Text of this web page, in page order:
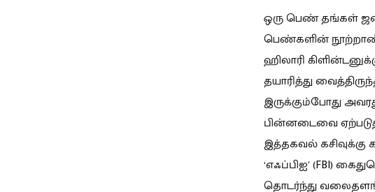
ஒரு பெண் தங்கள்
பெண்களின்
ஹிலாரி
தயாரித்து
இருக்கும்போது
பின்னடைவை
இத்தகவல்
‘எஃப்பிஐ’ (FBI)
தொடர்ந்து